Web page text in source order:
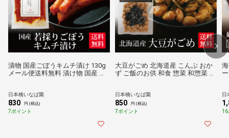
漬物 国産ごぼうキムチ漬け 130g
メール便送料無料 漬け物 国産 お
ト お土産 みやげ 茶匠庵 お惣菜 時
短 おかず 一人暮らし 食品 ポイン
ト消化 非常食
日本橋いなば園
830 円 (税込)
7ポイント
大豆がごめ 北海道産 こんぶ おか
ず ご飯のお供 和食 惣菜 和惣菜 お
日本橋いなば園
850 円 (税込)
7ポイント
も
日
16